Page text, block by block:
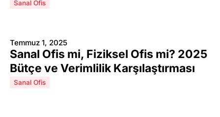
Sanal Ofis
Temmuz 1, 2025
Sanal Ofis mi, Fiziksel Ofis mi? 2025
Bütçe ve Verimlilik Karşılaştırması
Sanal Ofis